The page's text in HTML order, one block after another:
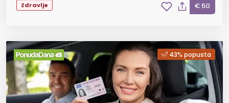
Zdravlje € 50
43% popusta